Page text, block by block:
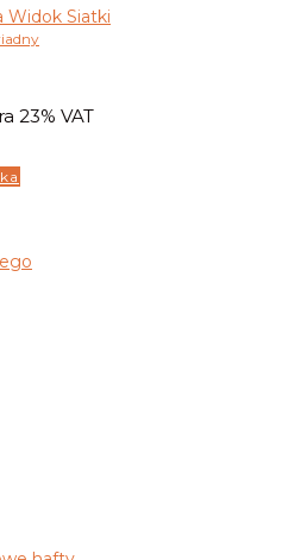
Widok Siatki
23% VAT